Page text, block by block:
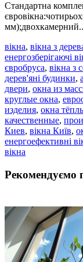
Стандартна
мм);двохкамерний..
вікна, вікна з
енергозберігаючі
євробруса, вікна з
дерев'яні будинки,
двери, окна из
круглые окна,
изделия, окна
качественные,
Киев, вікна Київ,
енергоефективні
вікна
Рекомендуємо